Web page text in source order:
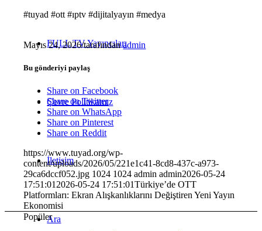
FULL TV Yayıncıları
Çevre Politikamız
İletişim
Ara
#tuyad #ott #ıptv #dijitalyayın #medya
Mayıs 24, 2026/tarafındanadmin
Bu gönderiyi paylaş
Share on Facebook
Share on Twitter
Share on WhatsApp
Share on Pinterest
Share on Reddit
https://www.tuyad.org/wp-
content/uploads/2026/05/221e1c41-8cd8-437c-a973-
29ca6dccf052.jpg 1024 1024 admin admin2026-05-24
17:51:01 2026-05-24 17:51:01Türkiye’de OTT
Platformları: Ekran Alışkanlıklarını Değiştiren Yeni Yayın
Ekonomisi
Popüler